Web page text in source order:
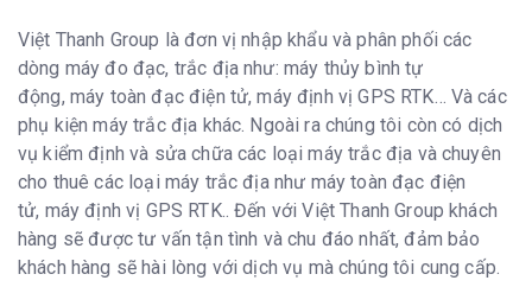
Việt Thanh Group là đơn vị nhập khẩu và phân phối các
dòng máy đo đạc, trắc địa như: máy thủy bình tự
động, máy toàn đạc điện tử, máy định vị GPS RTK… Và các
phụ kiện máy trắc địa khác. Ngoài ra chúng tôi còn có dịch
vụ kiểm định và sửa chữa các loại máy trắc địa và chuyên
cho thuê các loại máy trắc địa như máy toàn đạc điện
tử, máy định vị GPS RTK.. Đến với Việt Thanh Group khách
hàng sẽ được tư vấn tận tình và chu đáo nhất, đảm bảo
khách hàng sẽ hài lòng với dịch vụ mà chúng tôi cung cấp.